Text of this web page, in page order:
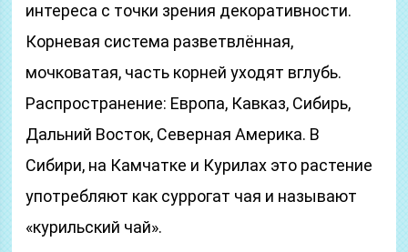
интереса с точки зрения декоративности.
Корневая система разветвлённая,
мочковатая, часть корней уходят вглубь.
Распространение: Европа, Кавказ, Сибирь,
Дальний Восток, Северная Америка. В
Сибири, на Камчатке и Курилах это растение
употребляют как суррогат чая и называют
«курильский чай».